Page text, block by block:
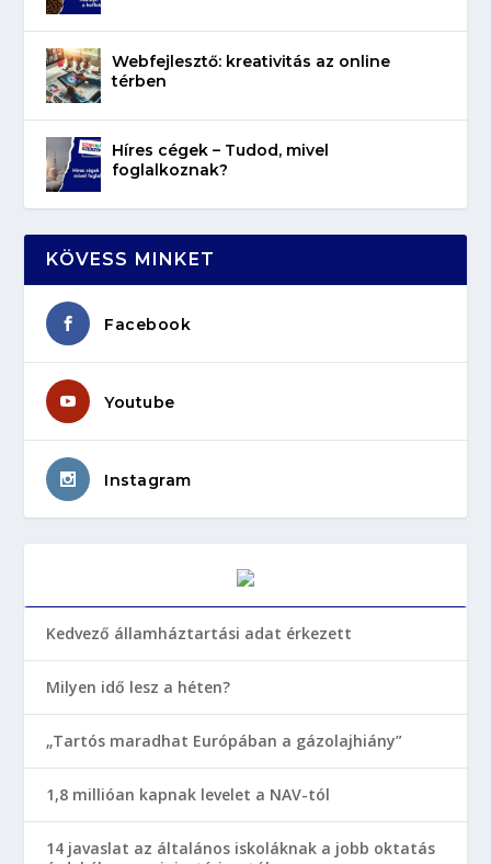
Webfejlesztő: kreativitás az online
térben
Híres cégek – Tudod, mivel
foglalkoznak?
KÖVESS MINKET
Facebook
Youtube
Instagram
Kedvező államháztartási adat érkezett
Milyen idő lesz a héten?
„Tartós maradhat Európában a gázolajhiány”
1,8 millióan kapnak levelet a NAV-tól
14 javaslat az általános iskoláknak a jobb oktatás